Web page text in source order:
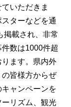
いただきま
ターなどを通
掲載され、非常
数は1000件超
ます。県内外
皆様方からぜ
ャンペーンを
リズム、観光